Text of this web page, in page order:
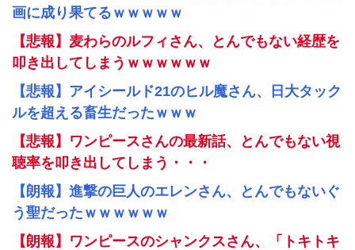
画に成り果てるｗｗｗｗｗ
【悲報】麦わらのルフィさん、とんでもない経歴を
叩き出してしまうｗｗｗｗｗｗ
【悲報】アイシールド21のヒル魔さん、日大タック
ルを超える畜生だったｗｗｗ
【悲報】ワンピースさんの最新話、とんでもない視
聴率を叩き出してしまう・・・
【朗報】進撃の巨人のエレンさん、とんでもないぐ
う聖だったｗｗｗｗｗｗ
【朗報】ワンピースのシャンクスさん、「トキトキ